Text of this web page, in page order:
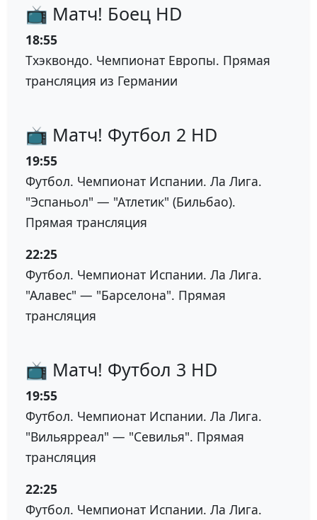
📺 Матч! Боец HD
18:55
Тхэквондо. Чемпионат Европы. Прямая
трансляция из Германии
📺 Матч! Футбол 2 HD
19:55
Футбол. Чемпионат Испании. Ла Лига.
"Эспаньол" — "Атлетик" (Бильбао).
Прямая трансляция
22:25
Футбол. Чемпионат Испании. Ла Лига.
"Алавес" — "Барселона". Прямая
трансляция
📺 Матч! Футбол 3 HD
19:55
Футбол. Чемпионат Испании. Ла Лига.
"Вильярреал" — "Севилья". Прямая
трансляция
22:25
Футбол. Чемпионат Испании. Ла Лига.